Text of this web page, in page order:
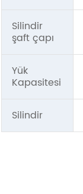
Silindir
şaft çapı
Yük
Kapasitesi
Silindir